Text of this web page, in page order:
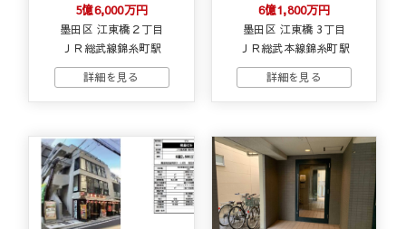
5億6,000万円
墨田区 江東橋２丁目
ＪＲ総武線錦糸町駅
6億1,800万円
墨田区 江東橋 3丁目
ＪＲ総武本線錦糸町駅